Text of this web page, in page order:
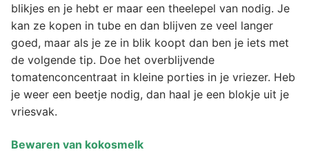
blikjes en je hebt er maar een theelepel van nodig. Je
kan ze kopen in tube en dan blijven ze veel langer
goed, maar als je ze in blik koopt dan ben je iets met
de volgende tip. Doe het overblijvende
tomatenconcentraat in kleine porties in je vriezer. Heb
je weer een beetje nodig, dan haal je een blokje uit je
vriesvak.
Bewaren van kokosmelk